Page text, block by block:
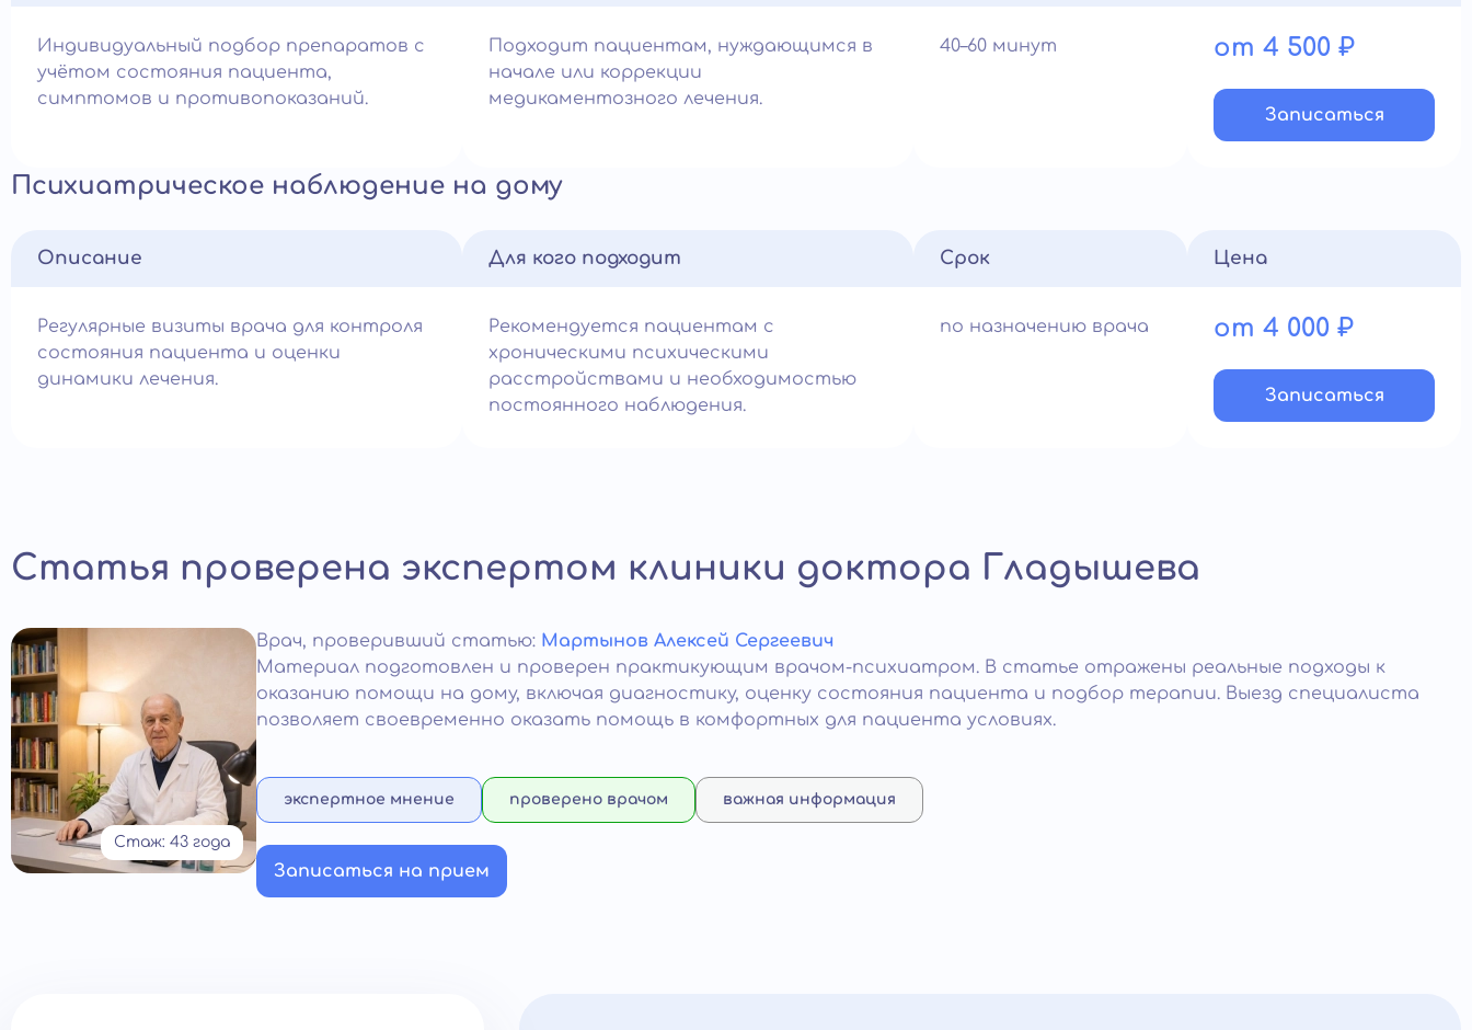
Индивидуальный подбор препаратов с
учётом состояния пациента,
симптомов и противопоказаний.
Подходит пациентам, нуждающимся в
начале или коррекции
медикаментозного лечения.
40–60 минут от 4 500 ₽
Записатьcя
Психиатрическое наблюдение на дому
Описание
Регулярные визиты врача для контроля
состояния пациента и оценки
динамики лечения.
Для кого подходит
Рекомендуется пациентам с
хроническими психическими
расстройствами и необходимостью
постоянного наблюдения.
Срок
по назначению врача
Цена
от 4 000 ₽
Записатьcя
Статья проверена экспертом клиники доктора Гладышева
Стаж: 43 года
Врач, проверивший статью: Мартынов Алексей Сергеевич
Материал подготовлен и проверен практикующим врачом-психиатром. В статье отражены реальные подходы к
оказанию помощи на дому, включая диагностику, оценку состояния пациента и подбор терапии. Выезд специалиста
позволяет своевременно оказать помощь в комфортных для пациента условиях.
экспертное мнение проверено врачом важная информация
Записаться на прием